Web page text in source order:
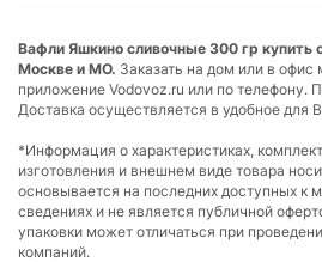
Вафли Яшкино сливочные 300 гр купить
Москве и МО. Заказать на дом или в
приложение Vodovoz.ru или по телефону.
Доставка осуществляется в удобное для
*Информация о характеристиках,
изготовления и внешнем виде товара
основывается на последних доступных к
сведениях и не является публичной
упаковки может отличаться при
компаний.